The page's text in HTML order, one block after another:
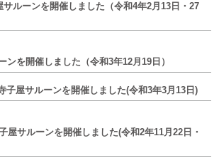
サルーンを開催しました（令和4年2月13日・27
ンを開催しました（令和3年12月19日）
子屋サルーンを開催しました(令和3年3月13日)
屋サルーンを開催しました(令和2年11月22日・